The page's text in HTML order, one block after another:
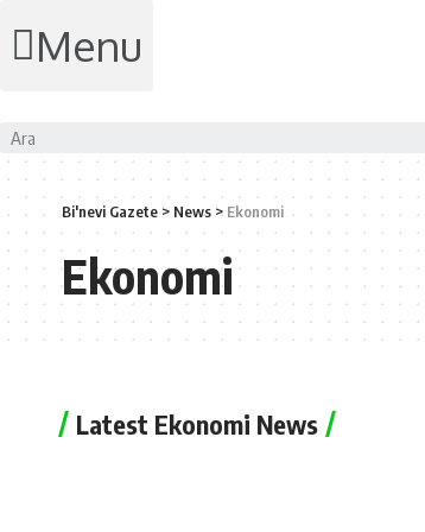
Menu
Bi'nevi Gazete > News > Ekonomi
Ekonomi
Latest Ekonomi News